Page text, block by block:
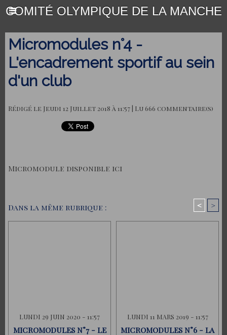
COMITÉ OLYMPIQUE DE LA MANCHE
Micromodules n°4 -
L'encadrement sportif au sein
d'un club
Rédigé le Jeudi 12 Juillet 2018 à 11:57 | Lu 666 commentaire(s)
Micromodule disponible ici
Dans la même rubrique : < >
LUNDI 29 JUIN 2020 - 11:57
MICROMODULES N°7 - LE
LUNDI 11 MARS 2019 - 11:57
MICROMODULES N°6 - LA